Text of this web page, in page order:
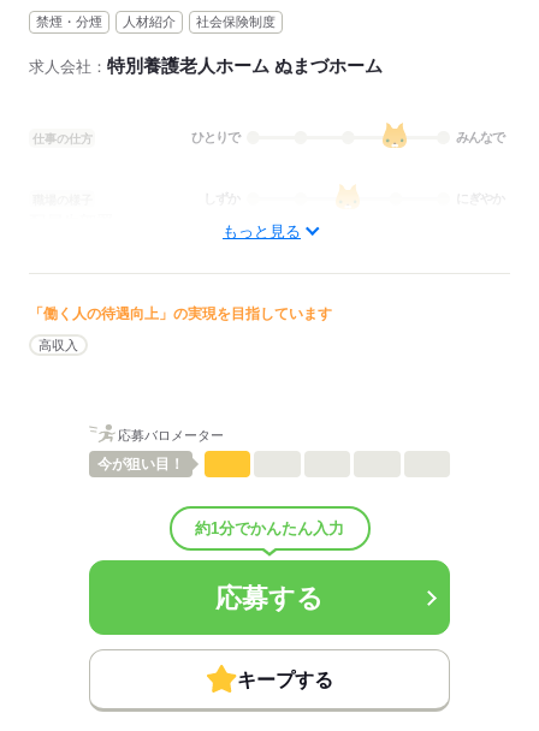
禁煙・分煙 人材紹介 社会保険制度
求人会社： 特別養護老人ホーム ぬまづホーム
仕事の仕方 ひとりで みんなで
にぎやか
■賞与：2.9ヶ月/年
■賞与備考：なし
■退職金制度：有（勤続2年以上）
通勤手当：1,480円／日
住宅手当：0～20,000円
扶養家族手当：0～27,000円
■受動喫煙防止措置：
応募する
もっと見る
「働く人の待遇向上」の実現を目指しています
高収入
応募バロメーター
今が狙い目！
約1分でかんたん入力
応募する
キープする